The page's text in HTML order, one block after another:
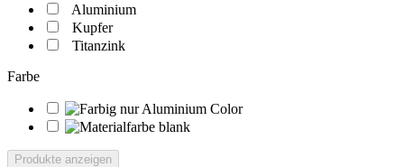
Aluminium
Kupfer
Titanzink
Farbe
Produkte anzeigen